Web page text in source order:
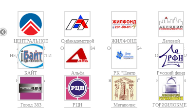
ЦЕНТРАЛЬНОЕ
АГЕНТСТВО
НЕДВИЖИМОСТИ
Объектов: 10
Сибакадемстрой
Объектов: 10084
ЖИЛФОНД
Объектов: 14754
Деловой
Новосибирск
Объектов: 1362
БАЙТ
недвижимость
Альфа
РК "Центр
недвижимости"
Русский фонд
недвижимости
Город 383 РЦН Мегаполис